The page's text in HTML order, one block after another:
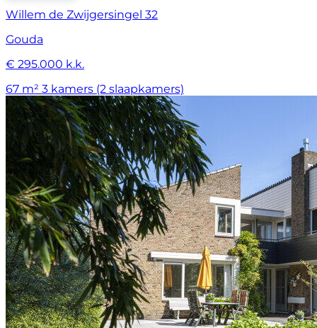
Willem de Zwijgersingel 32
Gouda
€ 295.000 k.k.
67 m² 3 kamers (2 slaapkamers)